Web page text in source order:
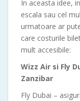
In aceasta idee,
escala sau cel
urmatoare ar
care costurile
mult accesibile:
Wizz Air si Fly
Zanzibar
Fly Dubai –